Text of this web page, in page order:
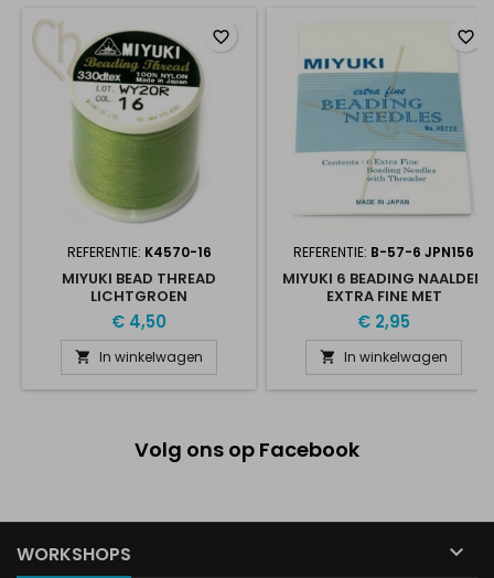
REFERENTIE: K4570-16
MIYUKI BEAD THREAD
LICHTGROEN
€ 4,50
 In winkelwagen
favorite_border
REFERENTIE: B-57-6 JPN156
MIYUKI 6 BEADING NAALDEN
EXTRA FINE MET
DRAADSTEKER
€ 2,95
 In winkelwagen
favorite_border
Volg ons op Facebook
WORKSHOPS 